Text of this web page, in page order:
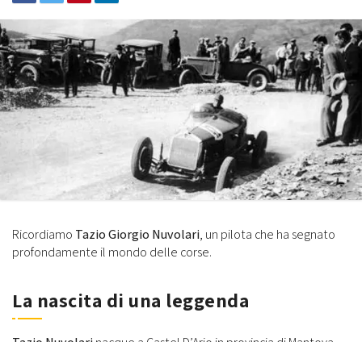
Ricordiamo Tazio Giorgio Nuvolari, un pilota che ha segnato
profondamente il mondo delle corse.
La nascita di una leggenda